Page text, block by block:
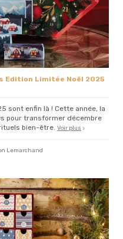
Edition Limitée Noël 2025
sont enfin là ! Cette année, la
pour transformer décembre
bien-être. Voir plus
Lemarchand